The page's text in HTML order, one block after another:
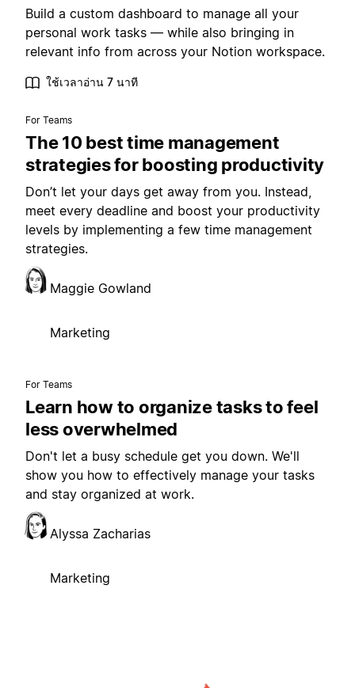
Build a custom dashboard to manage all your
personal work tasks — while also bringing in
relevant info from across your Notion workspace.
ใช้เวลาอ่าน 7 นาที
For Teams
The 10 best time management
strategies for boosting productivity
Don’t let your days get away from you. Instead,
meet every deadline and boost your productivity
levels by implementing a few time management
strategies.
Maggie Gowland
Marketing
For Teams
Learn how to organize tasks to feel
less overwhelmed
Don't let a busy schedule get you down. We'll
show you how to effectively manage your tasks
and stay organized at work.
Alyssa Zacharias
Marketing